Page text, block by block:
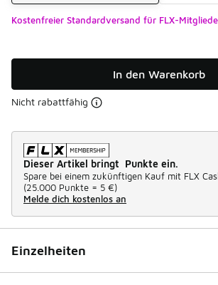
Kostenfreier Standardversand für FLX-
In den Warenkorb
Nicht rabattfähig
Dieser Artikel bringt Punkte ein.
Spare bei einem zukünftigen Kauf mit FLX
(25.000 Punkte = 5 €)
Melde dich kostenlos an
Einzelheiten